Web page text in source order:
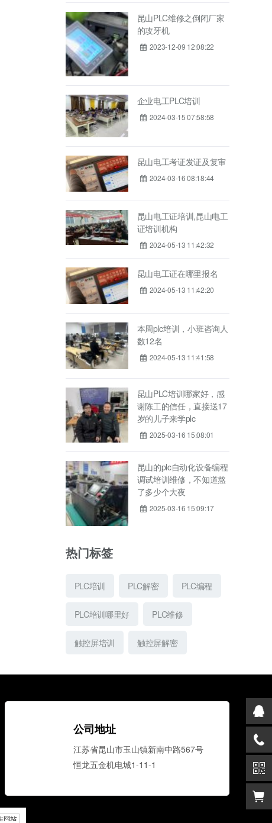
环境应
在其内部
令，通过
昆山PLC维修之倒闭厂家
的攻牙机
2023-12-09 12:08:22
企业电工PLC培训
2024-03-15 07:58:58
昆山电工考证发证及复审
2024-03-16 08:18:44
昆山电工证培训,昆山电工
证培训机构
2024-05-13 11:42:32
昆山电工证在哪里报名
2024-05-13 11:42:20
本周plc培训，小班咨询人
数12名
2024-05-13 11:41:58
昆山PLC培训哪家好，感
谢陈工的信任，直接送17
岁的儿子来学plc
2025-03-16 15:08:01
昆山的plc自动化设备编程
调试培训维修，不知道熬
了多少个大夜
2025-03-16 15:09:17
热门标签
PLC培训 PLC解密 PLC编程
PLC培训哪里好 PLC维修
触控屏培训 触控屏解密
公司地址
江苏省昆山市玉山镇新南中路567号
恒龙五金机电城1-11-1